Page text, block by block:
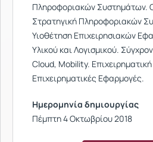
Πληροφοριακών Συστημάτων.
Στρατηγική Πληροφοριακών
Υιοθέτηση Επιχειρησιακών
Υλικού και Λογισμικού.
Cloud, Mobility.
Επιχειρηματικές Εφαρμογές.
Ημερομηνία δημιουργίας
Πέμπτη 4 Οκτωβρίου 2018